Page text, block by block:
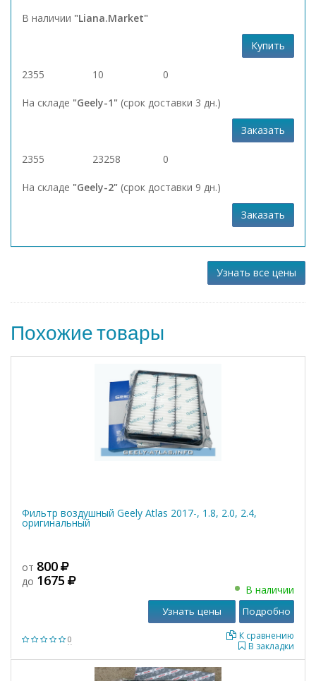
В наличии "Liana.Market"
Купить
2355 10 0
На складе "Geely-1" (срок доставки 3 дн.)
Заказать
2355 23258 0
На складе "Geely-2" (срок доставки 9 дн.)
Заказать
Узнать все цены
Похожие товары
Фильтр воздушный Geely Atlas 2017-, 1.8, 2.0, 2.4,
оригинальный
0
от 800
до 1675
В наличии
В закладки
К сравнению
Узнать цены Подробно